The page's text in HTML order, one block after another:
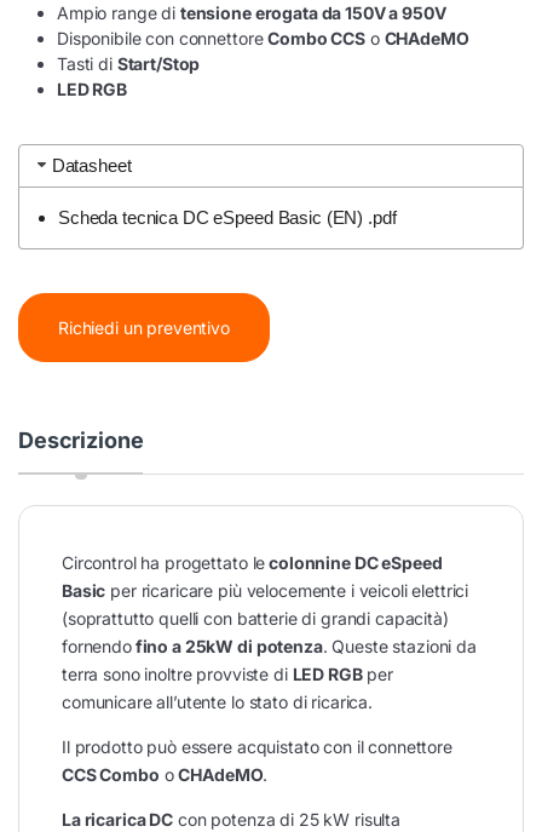
Ampio range di tensione erogata da 150V a 950V
Disponibile con connettoreCombo CCSo CHAdeMO
Tasti di Start/Stop
LED RGB
Datasheet
Scheda tecnica DC eSpeed Basic (EN) .pdf
Richiedi un preventivo
Descrizione
Circontrol ha progettato lecolonnine DC eSpeed
Basic per ricaricare più velocemente i veicoli elettrici
(soprattutto quelli con batterie di grandi capacità)
fornendofino a 25kW di potenza. Queste stazioni da
terra sono inoltre provviste di LED RGBper
comunicare all’utente lo stato di ricarica.
Il prodotto può essere acquistato con il connettore
CCS Combo oCHAdeMO.
La ricarica DC con potenza di 25 kW risulta